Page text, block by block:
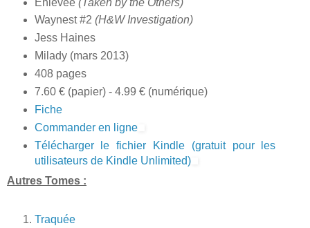
Waynest #2 (H&W Investigation)
Jess Haines
Milady (mars 2013)
408 pages
7.60 € (papier) - 4.99 € (numérique)
Fiche
Commander en ligne
Télécharger le fichier Kindle (gratuit pour les
utilisateurs de Kindle Unlimited)
Autres Tomes :
Traquée